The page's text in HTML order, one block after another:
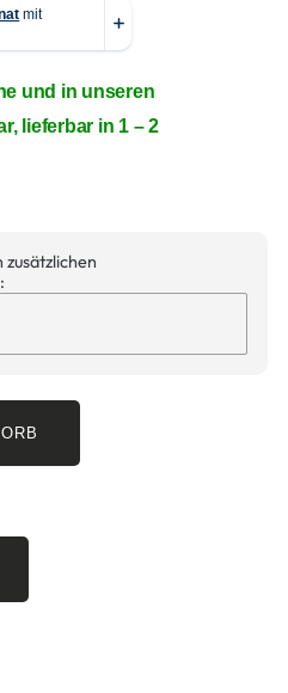
und in unseren
lieferbar in 1 – 2
zusätzlichen